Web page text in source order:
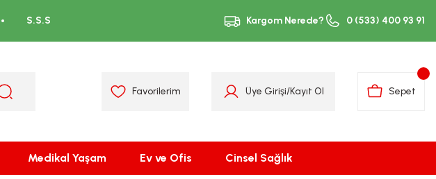
S.S.S Kargom Nerede? 0 (533) 400 93 91
Favorilerim Üye Girişi/Kayıt Ol Sepet
Medikal Yaşam Ev ve Ofis Cinsel Sağlık